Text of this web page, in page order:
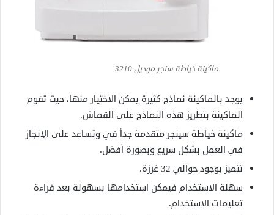
ماكينة خياطة سنجر موديل 3210
يوجد بالماكينة نماذج كثيرة يمكن الاختيار منها، حيث تقوم
الماكينة بتطريز هذه النماذج على القماش.
ماكينة خياطة سينجر متقدمة جداً في وتساعد على الإنجاز
في العمل بشكل سريع وبصورة أفضل.
تتميز بوجود حوالي 32 غرزة.
سهلة الاستخدام فيمكن استخدامها بسهولة بعد قراءة
تعليمات الاستخدام.